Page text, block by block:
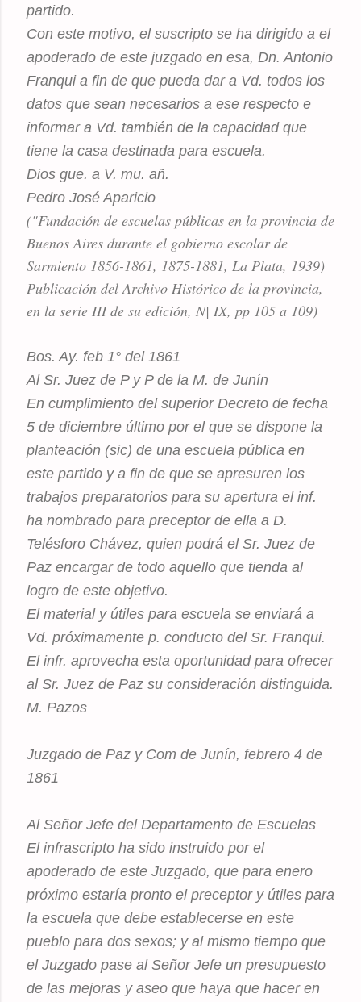
partido.
Con este motivo, el suscripto se ha dirigido a el
apoderado de este juzgado en esa, Dn. Antonio
Franqui a fin de que pueda dar a Vd. todos los
datos que sean necesarios a ese respecto e
informar a Vd. también de la capacidad que
tiene la casa destinada para escuela.
Dios gue. a V. mu. añ.
Pedro José Aparicio
("Fundación de escuelas públicas en la provincia de
Buenos Aires durante el gobierno escolar de
Sarmiento 1856-1861, 1875-1881, La Plata, 1939)
Publicación del Archivo Histórico de la provincia,
en la serie III de su edición, N| IX, pp 105 a 109)
Bos. Ay. feb 1° del 1861
Al Sr. Juez de P y P de la M. de Junín
En cumplimiento del superior Decreto de fecha
5 de diciembre último por el que se dispone la
planteación (sic) de una escuela pública en
este partido y a fin de que se apresuren los
trabajos preparatorios para su apertura el inf.
ha nombrado para preceptor de ella a D.
Telésforo Chávez, quien podrá el Sr. Juez de
Paz encargar de todo aquello que tienda al
logro de este objetivo.
El material y útiles para escuela se enviará a
Vd. próximamente p. conducto del Sr. Franqui.
El infr. aprovecha esta oportunidad para ofrecer
al Sr. Juez de Paz su consideración distinguida.
M. Pazos
Juzgado de Paz y Com de Junín, febrero 4 de
1861
Al Señor Jefe del Departamento de Escuelas
El infrascripto ha sido instruido por el
apoderado de este Juzgado, que para enero
próximo estaría pronto el preceptor y útiles para
la escuela que debe establecerse en este
pueblo para dos sexos; y al mismo tiempo que
el Juzgado pase al Señor Jefe un presupuesto
de las mejoras y aseo que haya que hacer en